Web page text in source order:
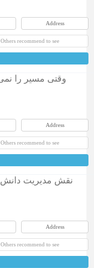
Address
Others recommend to see
Address
Others recommend to see
Address
Others recommend to see